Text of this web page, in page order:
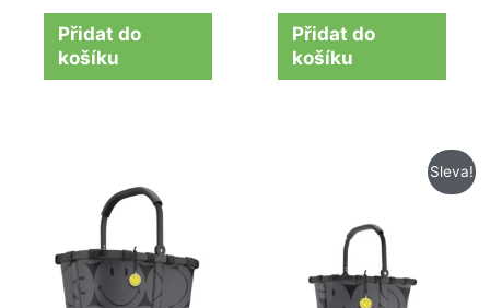
Přidat do
košíku
Přidat do
košíku
Sleva!
975 Kč.
Aktuální
cena